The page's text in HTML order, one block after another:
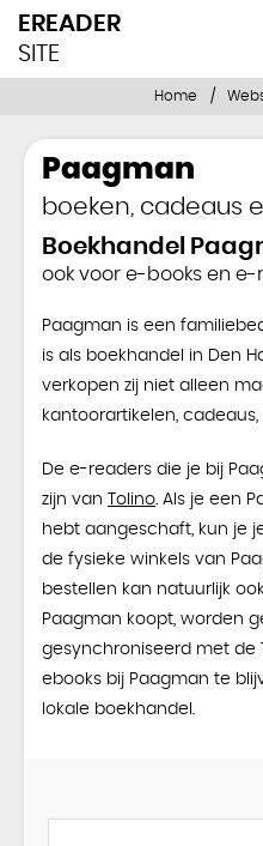
EREADER
SITE
Home
Paagman
boeken, cadeaus
Boekhandel
ook voor e-books en
Paagman is een
is als boekhandel in Den
verkopen zij niet alleen
kantoorartikelen, cadeaus,
De e-readers die je bij
zijn van
Tolino. Als je een
hebt aangeschaft, kun je
de fysieke winkels van
bestellen kan natuurlijk
Paagman koopt, worden
gesynchroniseerd met de
ebooks bij Paagman te
lokale boekhandel.